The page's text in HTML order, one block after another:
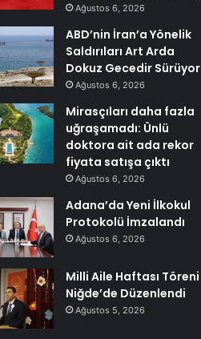
Ağustos 6, 2026
ABD’nin İran’a Yönelik
Saldırıları Art Arda
Dokuz Gecedir Sürüyor
Ağustos 6, 2026
Mirasçıları daha fazla
uğraşamadı: Ünlü
doktora ait ada rekor
fiyata satışa çıktı
Ağustos 6, 2026
Adana’da Yeni İlkokul
Protokolü İmzalandı
Ağustos 6, 2026
Milli Aile Haftası Töreni
Niğde’de Düzenlendi
Ağustos 5, 2026